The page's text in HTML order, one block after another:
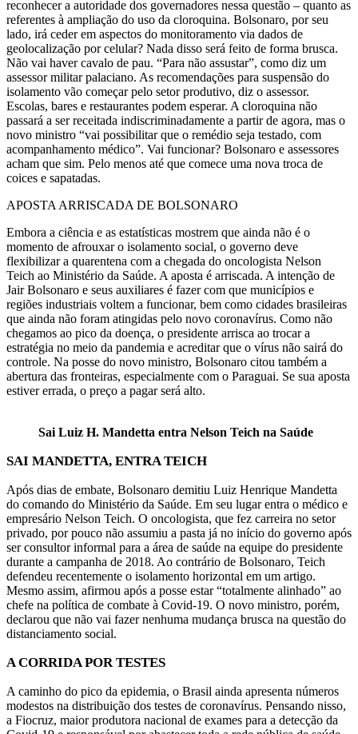
reconhecer a autoridade dos governadores nessa questão – quanto as
referentes à ampliação do uso da cloroquina. Bolsonaro, por seu
lado, irá ceder em aspectos do monitoramento via dados de
geolocalização por celular? Nada disso será feito de forma brusca.
Não vai haver cavalo de pau. “Para não assustar”, como diz um
assessor militar palaciano. As recomendações para suspensão do
isolamento vão começar pelo setor produtivo, diz o assessor.
Escolas, bares e restaurantes podem esperar. A cloroquina não
passará a ser receitada indiscriminadamente a partir de agora, mas o
novo ministro “vai possibilitar que o remédio seja testado, com
acompanhamento médico”. Vai funcionar? Bolsonaro e assessores
acham que sim. Pelo menos até que comece uma nova troca de
coices e sapatadas.
APOSTA ARRISCADA DE BOLSONARO
Embora a ciência e as estatísticas mostrem que ainda não é o
momento de afrouxar o isolamento social, o governo deve
flexibilizar a quarentena com a chegada do oncologista Nelson
Teich ao Ministério da Saúde. A aposta é arriscada. A intenção de
Jair Bolsonaro e seus auxiliares é fazer com que municípios e
regiões industriais voltem a funcionar, bem como cidades brasileiras
que ainda não foram atingidas pelo novo coronavírus. Como não
chegamos ao pico da doença, o presidente arrisca ao trocar a
estratégia no meio da pandemia e acreditar que o vírus não sairá do
controle. Na posse do novo ministro, Bolsonaro citou também a
abertura das fronteiras, especialmente com o Paraguai. Se sua aposta
estiver errada, o preço a pagar será alto.
Sai Luiz H. Mandetta entra Nelson Teich na Saúde
SAI MANDETTA, ENTRA TEICH
Após dias de embate, Bolsonaro demitiu Luiz Henrique Mandetta
do comando do Ministério da Saúde. Em seu lugar entra o médico e
empresário Nelson Teich. O oncologista, que fez carreira no setor
privado, por pouco não assumiu a pasta já no início do governo após
ser consultor informal para a área de saúde na equipe do presidente
durante a campanha de 2018. Ao contrário de Bolsonaro, Teich
defendeu recentemente o isolamento horizontal em um artigo.
Mesmo assim, afirmou após a posse estar “totalmente alinhado” ao
chefe na política de combate à Covid-19. O novo ministro, porém,
declarou que não vai fazer nenhuma mudança brusca na questão do
distanciamento social.
A CORRIDA POR TESTES
A caminho do pico da epidemia, o Brasil ainda apresenta números
modestos na distribuição dos testes de coronavírus. Pensando nisso,
a Fiocruz, maior produtora nacional de exames para a detecção da